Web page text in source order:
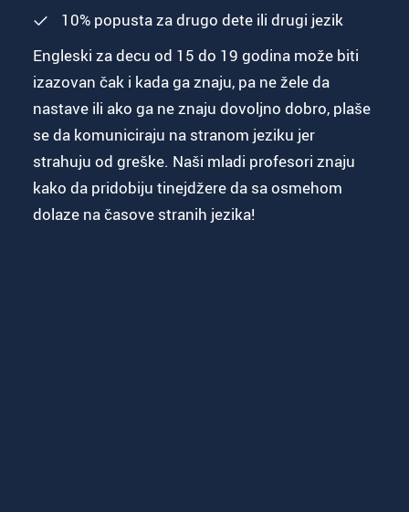
10% popusta za drugo dete ili drugi jezik
Engleski za decu od 15 do 19 godina može biti
izazovan čak i kada ga znaju, pa ne žele da
nastave ili ako ga ne znaju dovoljno dobro, plaše
se da komuniciraju na stranom jeziku jer
strahuju od greške. Naši mladi profesori znaju
kako da pridobiju tinejdžere da sa osmehom
dolaze na časove stranih jezika!